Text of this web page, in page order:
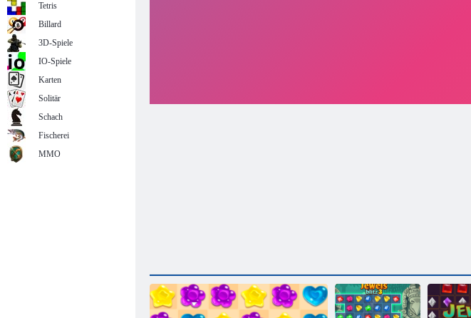
Tetris
Billard
3D-Spiele
IO-Spiele
Karten
Solitär
Schach
Fischerei
MMO